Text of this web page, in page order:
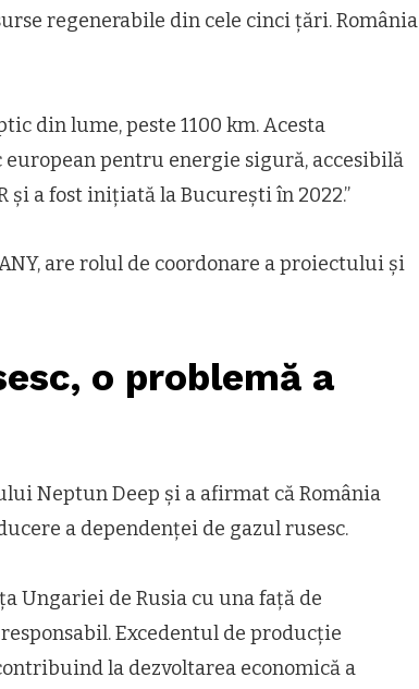
regenerabile din cele cinci țări. România
din lume, peste 1100 km. Acesta
pentru energie sigură, accesibilă
și a fost inițiată la București în 2022.”
are rolul de coordonare a proiectului și
o problemă a
Neptun Deep și a afirmat că România
a dependenței de gazul rusesc.
Ungariei de Rusia cu una față de
Excedentul de producție
la dezvoltarea economică a